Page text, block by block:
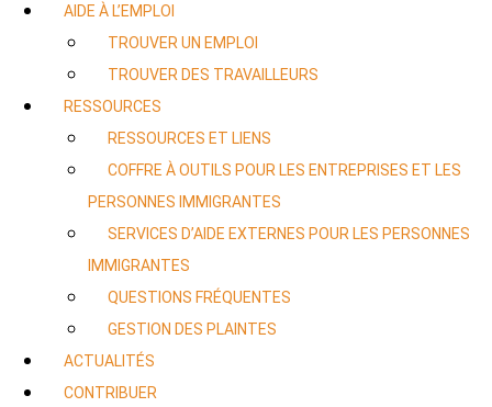
AIDE À L’EMPLOI
TROUVER UN EMPLOI
TROUVER DES TRAVAILLEURS
RESSOURCES
RESSOURCES ET LIENS
COFFRE À OUTILS POUR LES ENTREPRISES ET LES
PERSONNES IMMIGRANTES
SERVICES D’AIDE EXTERNES POUR LES PERSONNES
IMMIGRANTES
QUESTIONS FRÉQUENTES
GESTION DES PLAINTES
ACTUALITÉS
CONTRIBUER